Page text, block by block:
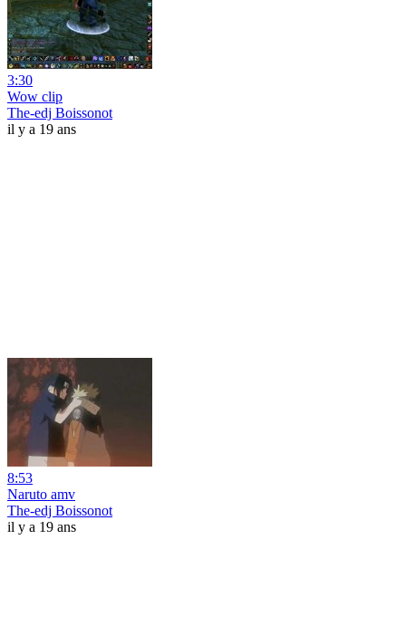
3:30
Wow clip
The-edj Boissonot
il y a 19 ans
8:53
Naruto amv
The-edj Boissonot
il y a 19 ans